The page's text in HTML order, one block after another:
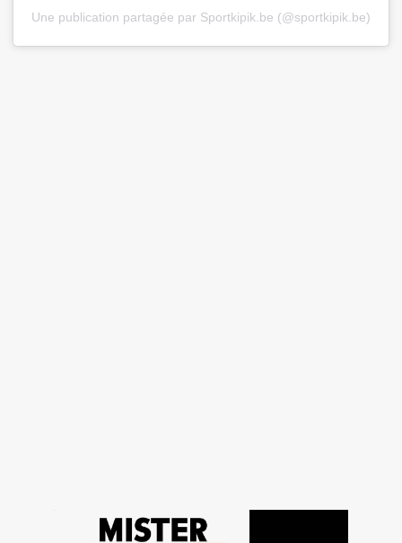
Une publication partagée par Sportkipik.be (@sportkipik.be)